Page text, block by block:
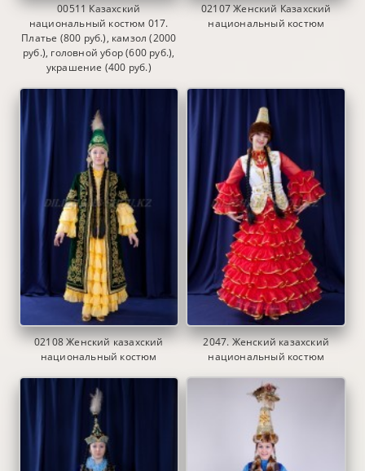
00511 Казахский
национальный костюм 017.
Платье (800 руб.), камзол (2000
руб.), головной убор (600 руб.),
украшение (400 руб.)
02107 Женский Казахский
национальный костюм
02108 Женский казахский
национальный костюм
2047. Женский казахский
национальный костюм